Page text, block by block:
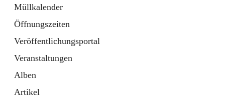
Müllkalender
Öffnungszeiten
Veröffentlichungsportal
Veranstaltungen
Alben
Artikel
10 Schnellzugriffe